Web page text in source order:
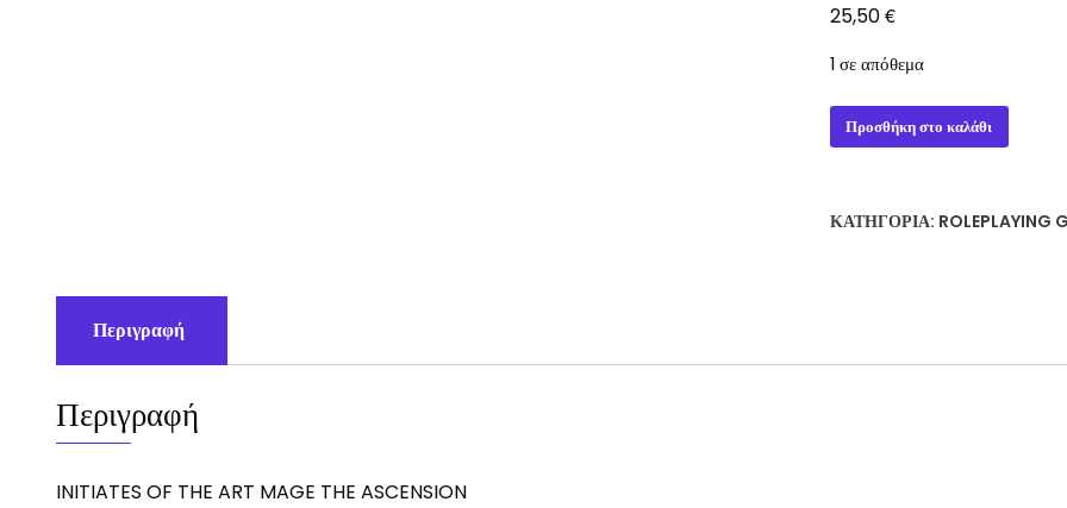
25,50€
1 σε απόθεμα
INITIATES
OF
MAGE
Προσθήκη στο καλάθι
ΚΑΤΗΓΟΡΊΑ: ROLEPLAYING
Περιγραφή
Περιγραφή
INITIATES OF THE ART MAGE THE ASCENSION